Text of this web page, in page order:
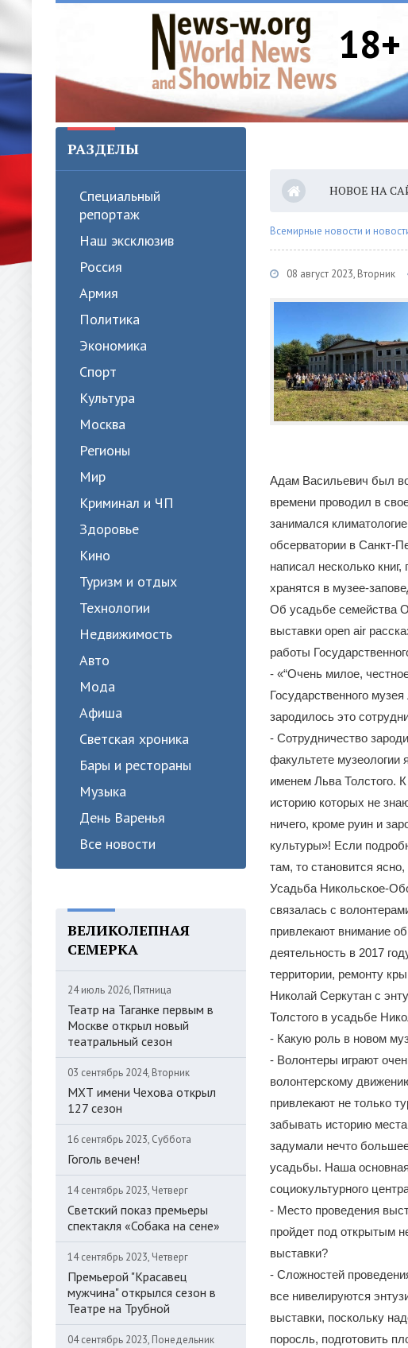
18+
РАЗДЕЛЫ
Специальный
репортаж
Наш эксклюзив
Россия
Армия
Политика
Экономика
Спорт
Культура
Москва
Регионы
Мир
Криминал и ЧП
Здоровье
Кино
Туризм и отдых
Технологии
Недвижимость
Авто
Мода
Афиша
Светская хроника
Бары и рестораны
Музыка
День Варенья
Все новости
ВЕЛИКОЛЕПНАЯ
СЕМЕРКА
24 июль 2026, Пятница
Театр на Таганке первым в
Москве открыл новый
театральный сезон
03 сентябрь 2024, Вторник
МХТ имени Чехова открыл
127 сезон
16 сентябрь 2023, Суббота
Гоголь вечен!
14 сентябрь 2023, Четверг
Светский показ премьеры
спектакля «Собака на сене»
14 сентябрь 2023, Четверг
Премьерой "Красавец
мужчина" открылся сезон в
Театре на Трубной
04 сентябрь 2023, Понедельник
НОВОЕ НА
Всемирные новости и
08 август 2023, Вторник
Адам Васильевич был
времени проводил в
занимался
обсерватории в Санкт-
написал несколько
хранятся в музее-
Об усадьбе семейства
выставки open air
работы
- «“Очень милое,
Государственного
зародилось это
- Сотрудничество
факультете музеологии
именем Льва Толстого.
историю которых не
ничего, кроме руин и
культуры»! Если
там, то становится
Усадьба Никольское-
связалась с
привлекают внимание
деятельность в 2017
территории, ремонту
Николай Серкутан с
Толстого в усадьбе
- Какую роль в новом
- Волонтеры играют
волонтерскому
привлекают не только
забывать историю
задумали нечто
усадьбы. Наша
социокультурного
- Место проведения
пройдет под открытым
выставки?
- Сложностей
все нивелируются
выставки, поскольку
поросль, подготовить